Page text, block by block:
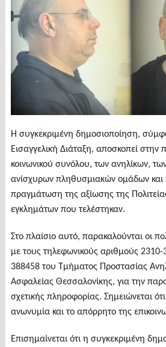
Η συγκεκριμένη δημοσιοποίηση,
Εισαγγελική Διάταξη, αποσκοπεί στην
κοινωνικού συνόλου, των ανηλίκων,
ανίσχυρων πληθυσμιακών ομάδων και
πραγμάτωση της αξίωσης της
εγκλημάτων που τελέστηκαν.
Στο πλαίσιο αυτό, παρακαλούνται οι
με τους τηλεφωνικούς αριθμούς 2310-
388458 του Τμήματος Προστασίας
Ασφαλείας Θεσσαλονίκης, για την
σχετικής πληροφορίας. Σημειώνεται
ανωνυμία και το απόρρητο της
Επισημαίνεται ότι η συγκεκριμένη